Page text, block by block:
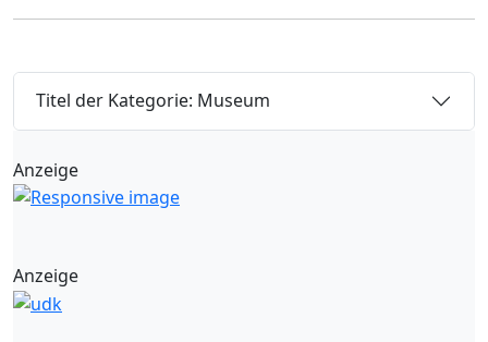
Titel der Kategorie: Museum
Anzeige
Anzeige